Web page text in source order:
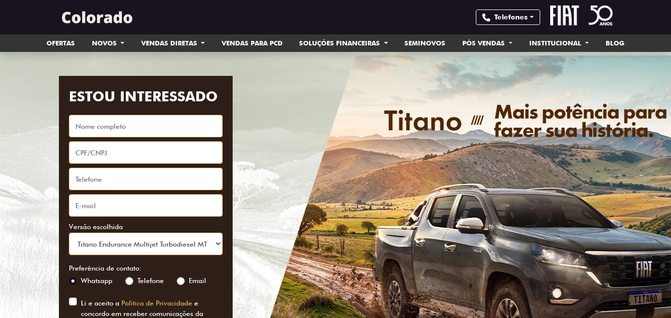
Telefones
OFERTAS NOVOS VENDAS DIRETAS VENDAS PARA PCD SOLUÇÕES FINANCEIRAS SEMINOVOS PÓS VENDAS INSTITUCIONAL BLOG
ESTOU INTERESSADO
Versão escolhida
Preferência de contato:
Whatsapp
Telefone Email
Li e aceito a Política de Privacidade e
concordo em receber comunicações da